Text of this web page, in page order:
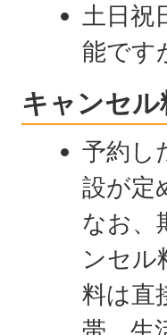
土日祝
能です
キャンセ
予約し
設が定
なお、
ンセル
料は直